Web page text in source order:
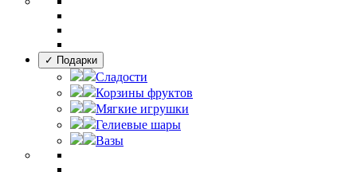
✓ Подарки
Сладости
Корзины фруктов
Мягкие игрушки
Гелиевые шары
Вазы